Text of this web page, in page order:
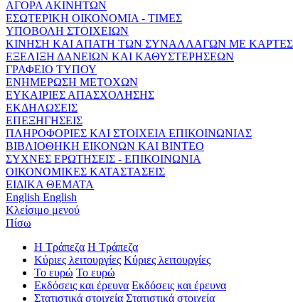
ΑΓΟΡΑ ΑΚΙΝΗΤΩΝ
ΕΣΩΤΕΡΙΚΗ ΟΙΚΟΝΟΜΙΑ - ΤΙΜΕΣ
ΥΠΟΒΟΛΗ ΣΤΟΙΧΕΙΩΝ
ΚΙΝΗΣΗ ΚΑΙ ΑΠΑΤΗ ΤΩΝ ΣΥΝΑΛΛΑΓΩΝ ΜΕ ΚΑΡΤΕΣ
ΕΞΕΛΙΞΗ ΔΑΝΕΙΩΝ ΚΑΙ ΚΑΘΥΣΤΕΡΗΣΕΩΝ
ΓΡΑΦΕΙΟ ΤΥΠΟΥ
ΕΝΗΜΕΡΩΣΗ ΜΕΤΟΧΩΝ
ΕΥΚΑΙΡΙΕΣ ΑΠΑΣΧΟΛΗΣΗΣ
ΕΚΔΗΛΩΣΕΙΣ
ΕΠΕΞΗΓΗΣΕΙΣ
ΠΛΗΡΟΦΟΡΙΕΣ ΚΑΙ ΣΤΟΙΧΕΙΑ ΕΠΙΚΟΙΝΩΝΙΑΣ
ΒΙΒΛΙΟΘΗΚΗ ΕΙΚΟΝΩΝ ΚΑΙ ΒΙΝΤΕΟ
ΣΥΧΝΕΣ ΕΡΩΤΗΣΕΙΣ - ΕΠΙΚΟΙΝΩΝΙΑ
ΟΙΚΟΝΟΜΙΚΕΣ ΚΑΤΑΣΤΑΣΕΙΣ
ΕΙΔΙΚΑ ΘΕΜΑΤΑ
English English
Κλείσιμο μενού
Πίσω
Η Τράπεζα Η Τράπεζα
Κύριες λειτουργίες Κύριες λειτουργίες
Το ευρώ Το ευρώ
Εκδόσεις και έρευνα Εκδόσεις και έρευνα
Στατιστικά στοιχεία Στατιστικά στοιχεία